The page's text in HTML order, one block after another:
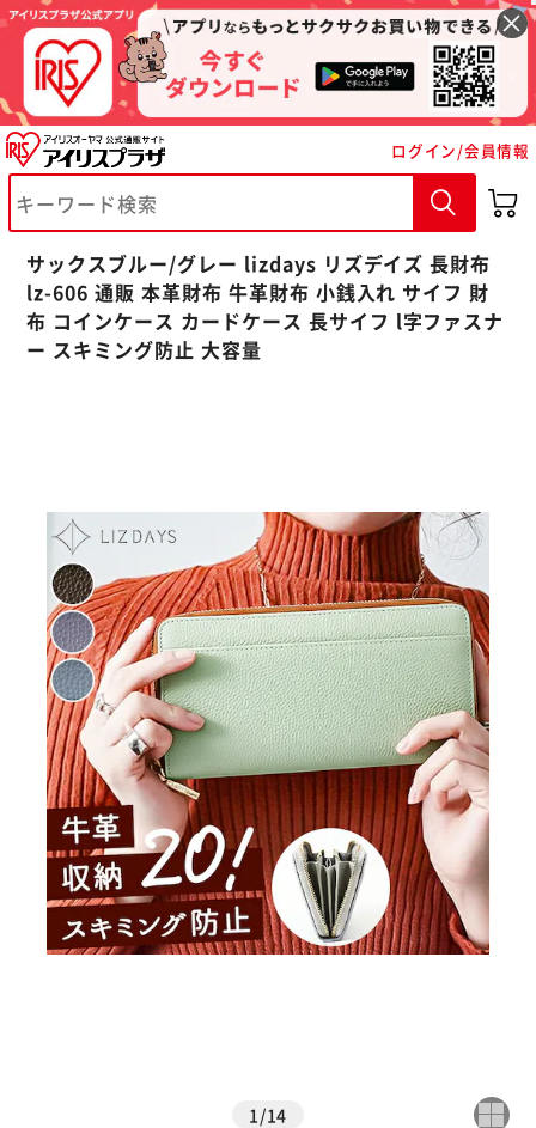
ログイン/会員情報
サックスブルー/グレー lizdays リズデイズ 長財布
lz-606 通販 本革財布 牛革財布 小銭入れ サイフ 財
布 コインケース カードケース 長サイフ l字ファスナ
ー スキミング防止 大容量
1 /14
※ご確認ください
カートに入れる 購入手続きへ